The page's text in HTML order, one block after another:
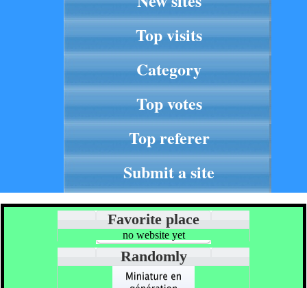
Top visits
Category
Top votes
Top referer
Submit a site
Favorite place
no website yet
Randomly